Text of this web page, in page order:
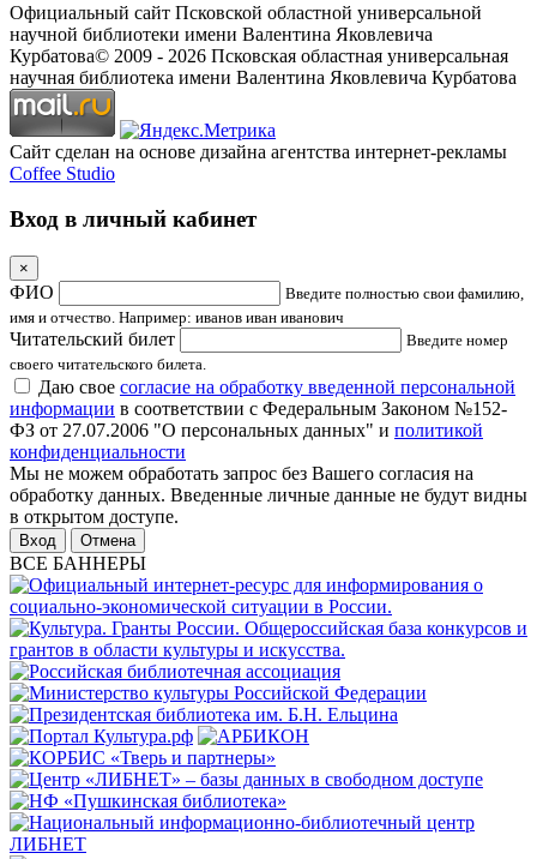
Официальный сайт Псковской областной универсальной
научной библиотеки имени Валентина Яковлевича
Курбатова© 2009 - 2026 Псковская областная универсальная
научная библиотека имени Валентина Яковлевича Курбатова
Сайт сделан на основе дизайна агентства интернет-рекламы
Coffee Studio
Вход в личный кабинет
×
ФИО
Введите полностью свои фамилию,
имя и отчество. Например: иванов иван иванович
Читательский билет
Введите номер
своего читательского билета.
Даю свое согласие на обработку введенной персональной
информации в соответствии с Федеральным Законом №152-
ФЗ от 27.07.2006 "О персональных данных" и политикой
конфиденциальности
Мы не можем обработать запрос без Вашего согласия на
обработку данных. Введенные личные данные не будут видны
в открытом доступе.
Отмена
ВСЕ БАННЕРЫ